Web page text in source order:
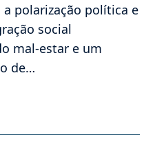
a polarização política e
social
mal-estar e um
de…